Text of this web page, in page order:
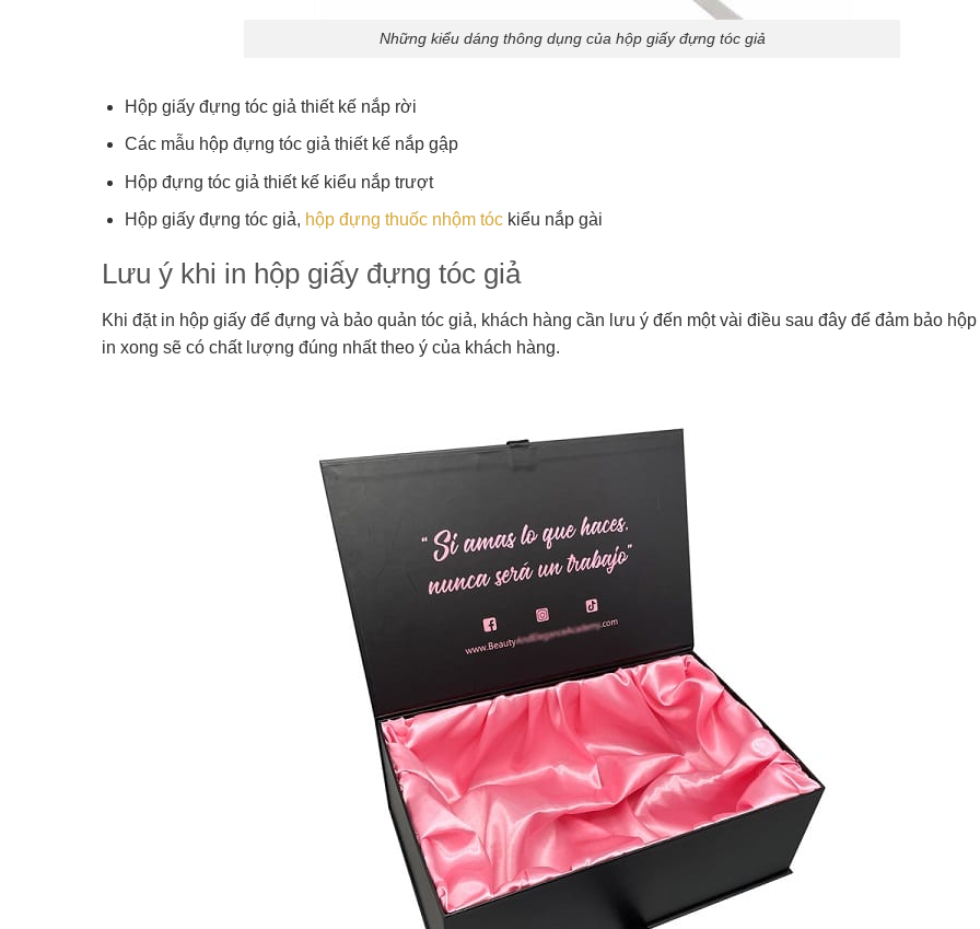
Những kiểu dáng thông dụng của hộp giấy đựng tóc giả
Hộp giấy đựng tóc giả thiết kế nắp rời
Các mẫu hộp đựng tóc giả thiết kế nắp gập
Hộp đựng tóc giả thiết kế kiểu nắp trượt
Hộp giấy đựng tóc giả, hộp đựng thuốc nhộm tóckiểu nắp gài
Lưu ý khi in hộp giấy đựng tóc giả
Khi đặt in hộp giấy để đựng và bảo quản tóc giả, khách hàng cần lưu ý đến một vài điều sau đây để đảm bảo
in xong sẽ có chất lượng đúng nhất theo ý của khách hàng.